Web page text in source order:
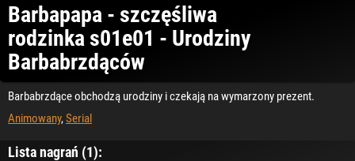
Barbapapa - szczęśliwa
rodzinka s01e01 - Urodziny
Barbabrzdąców
Barbabrzdące obchodzą urodziny i czekają na wymarzony prezent.
Animowany,Serial
Lista nagrań (1):